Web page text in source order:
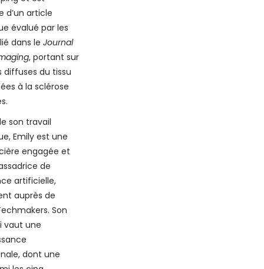
d’un article
évalué par les
dans le Journal
, portant sur
diffuses du tissu
à la sclérose
son travail
Emily est une
engagée et
de
artificielle,
auprès de
Son
vaut une
dont une